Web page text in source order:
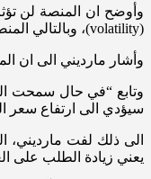
(volatility)، وبالتالي المنصة لن تمنع المنحى التصاعدي للدولار انما ستخفف من سرعة الصعود والهبوط لليرة في السوق السوداء.
وأشار مارديني الى ان
وتابع “في حال سمحت
سيؤدي الى ارتفاع
الى ذلك لفت مارديني،
يعني زيادة الطلب على